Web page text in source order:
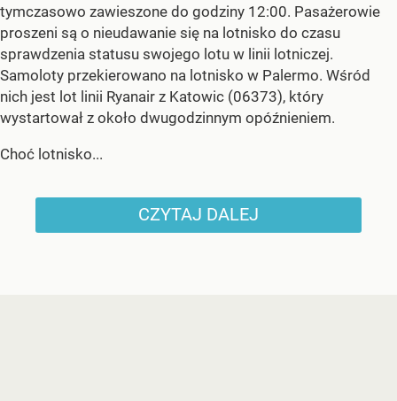
tymczasowo zawieszone do godziny 12:00. Pasażerowie
proszeni są o nieudawanie się na lotnisko do czasu
sprawdzenia statusu swojego lotu w linii lotniczej.
Samoloty przekierowano na lotnisko w Palermo. Wśród
nich jest lot linii Ryanair z Katowic (06373), który
wystartował z około dwugodzinnym opóźnieniem.
Choć lotnisko...
CZYTAJ DALEJ